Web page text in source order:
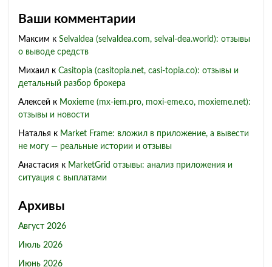
Ваши комментарии
Максим к Selvaldea (selvaldea.com, selval-dea.world): отзывы
о выводе средств
Михаил к Casitopia (casitopia.net, casi-topia.co): отзывы и
детальный разбор брокера
Алексей к Moxieme (mx-iem.pro, moxi-eme.co, moxieme.net):
отзывы и новости
Наталья к Market Frame: вложил в приложение, а вывести
не могу — реальные истории и отзывы
Анастасия к MarketGrid отзывы: анализ приложения и
ситуация с выплатами
Архивы
Август 2026
Июль 2026
Июнь 2026